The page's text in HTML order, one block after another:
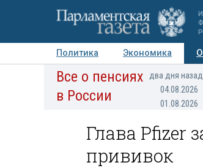
Политика Экономика
Авторы Персоны
Все о пенсиях
в России
два дня назад
04.08.2026
01.08.2026
Глава Pfizer
прививок